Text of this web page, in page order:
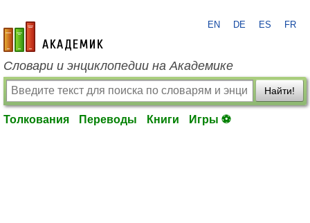
academic.ru
EN DE ES FR
Словари и энциклопедии на Академике
Найти!
Толкования Переводы Книги Игры ⚽